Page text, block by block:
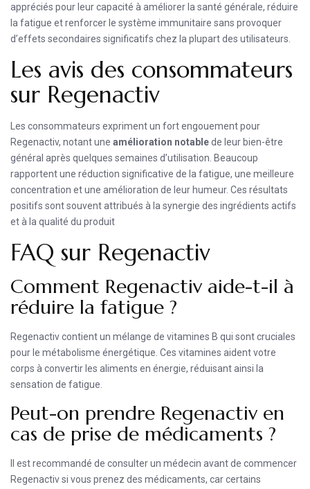
appréciés pour leur capacité à améliorer la santé générale, réduire
la fatigue et renforcer le système immunitaire sans provoquer
d’effets secondaires significatifs chez la plupart des utilisateurs.
Les avis des consommateurs
sur Regenactiv
Les consommateurs expriment un fort engouement pour
Regenactiv, notant une amélioration notablede leur bien-être
général après quelques semaines d’utilisation. Beaucoup
rapportent une réduction significative de la fatigue, une meilleure
concentration et une amélioration de leur humeur. Ces résultats
positifs sont souvent attribués à la synergie des ingrédients actifs
et à la qualité du produit
FAQ sur Regenactiv
Comment Regenactiv aide-t-il à
réduire la fatigue ?
Regenactiv contient un mélange de vitamines B qui sont cruciales
pour le métabolisme énergétique. Ces vitamines aident votre
corps à convertir les aliments en énergie, réduisant ainsi la
sensation de fatigue.
Peut-on prendre Regenactiv en
cas de prise de médicaments ?
Il est recommandé de consulter un médecin avant de commencer
Regenactiv si vous prenez des médicaments, car certains